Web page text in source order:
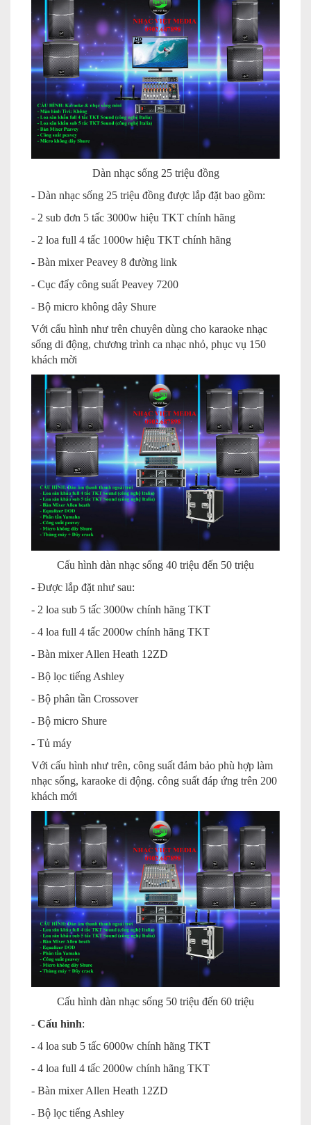
Dàn nhạc sống 25 triệu đồng
- Dàn nhạc sống 25 triệu đồng được lắp đặt bao gồm:
- 2 sub đơn 5 tấc 3000w hiệu TKT chính hãng
- 2 loa full 4 tấc 1000w hiệu TKT chính hãng
- Bàn mixer Peavey 8 đường link
- Cục đẩy công suất Peavey 7200
- Bộ micro không dây Shure
Với cấu hình như trên chuyên dùng cho karaoke nhạc
sống di động, chương trình ca nhạc nhỏ, phục vụ 150
khách mời
Cấu hình dàn nhạc sống 40 triệu đến 50 triệu
- Được lắp đặt như sau:
- 2 loa sub 5 tấc 3000w chính hãng TKT
- 4 loa full 4 tấc 2000w chính hãng TKT
- Bàn mixer Allen Heath 12ZD
- Bộ lọc tiếng Ashley
- Bộ phân tần Crossover
- Bộ micro Shure
- Tủ máy
Với cấu hình như trên, công suất đảm bảo phù hợp làm
nhạc sống, karaoke di động. công suất đáp ứng trên 200
khách mới
Cấu hình dàn nhạc sống 50 triệu đến 60 triệu
- Cấu hình:
- 4 loa sub 5 tấc 6000w chính hãng TKT
- 4 loa full 4 tấc 2000w chính hãng TKT
- Bàn mixer Allen Heath 12ZD
- Bộ lọc tiếng Ashley